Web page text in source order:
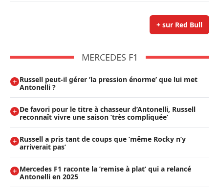
+ sur Red Bull
MERCEDES F1
Russell peut-il gérer ’la pression énorme’ que lui met
Antonelli ?
De favori pour le titre à chasseur d’Antonelli, Russell
reconnaît vivre une saison ’très compliquée’
Russell a pris tant de coups que ’même Rocky n’y
arriverait pas’
Mercedes F1 raconte la ’remise à plat’ qui a relancé
Antonelli en 2025